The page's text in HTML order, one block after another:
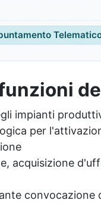
impianti
per
acquisizione